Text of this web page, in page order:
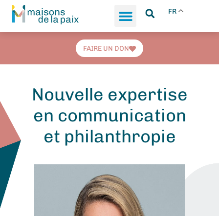
FR
FAIRE UN DON
Nouvelle expertise
en communication
et philanthropie